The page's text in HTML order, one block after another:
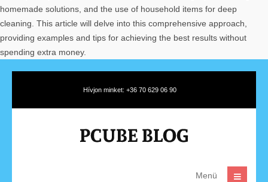
homemade solutions, and the use of household items for deep
cleaning. This article will delve into this comprehensive approach,
providing examples and tips for achieving the best results without
spending extra money.
Hívjon minket: +36 70 629 06 90
Menü